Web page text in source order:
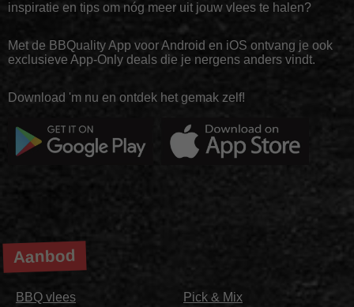
inspiratie en tips om nóg meer uit jouw vlees te halen?
Met de BBQuality App voor Android en iOS ontvang je ook
exclusieve App-Only deals die je nergens anders vindt.
Download 'm nu en ontdek het gemak zelf!
Aanbod
BBQ vlees
Pick & Mix